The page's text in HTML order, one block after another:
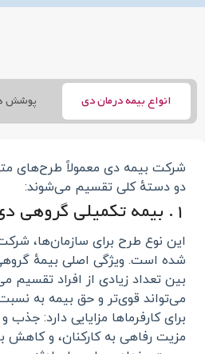
انواع بیمه درمان دی پوشش‌
شرکت بیمه دی معمولاً طرح‌های
دو دستهٔ کلی تقسیم می‌شوند:
۱. بیمه تکمیلی گروهی دی
این نوع طرح برای سازمان‌ها،
شده است. ویژگی اصلی بیمهٔ
بین تعداد زیادی از افراد تقسیم
می‌تواند قوی‌تر و حق بیمه به
برای کارفرماها مزایایی دارد: جذب
مزیت رفاهی به کارکنان، و کاهش